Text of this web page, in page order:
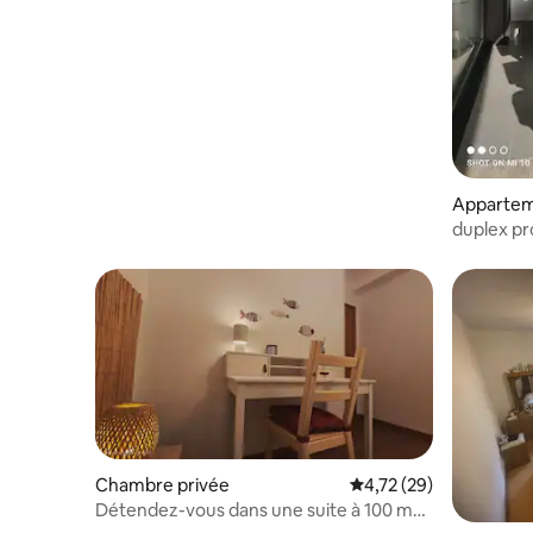
duplex
Chambre privée Évaluation moyenne
4,72 (29)
Détendez-vous dans une suite à 100 m